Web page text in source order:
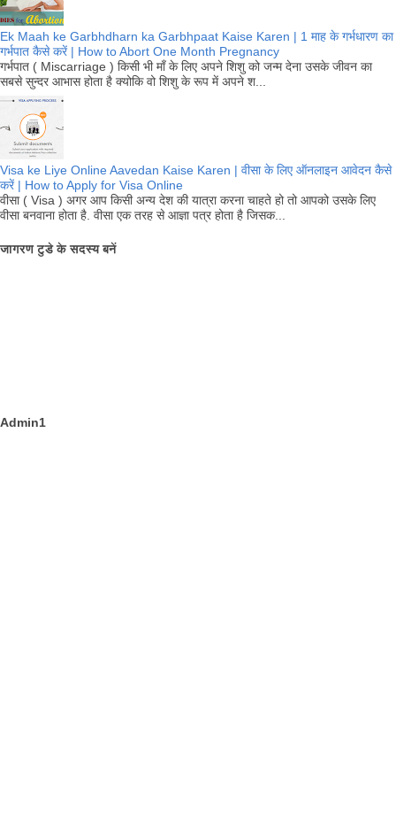
Ek Maah ke Garbhdharn ka Garbhpaat Kaise Karen | 1 माह के गर्भधारण का
गर्भपात कैसे करें | How to Abort One Month Pregnancy
गर्भपात ( Miscarriage ) किसी भी माँ के लिए अपने शिशु को जन्म देना उसके जीवन का
सबसे सुन्दर आभास होता है क्योकि वो शिशु के रूप में अपने श...
Visa ke Liye Online Aavedan Kaise Karen | वीसा के लिए ऑनलाइन आवेदन कैसे
करें | How to Apply for Visa Online
वीसा ( Visa ) अगर आप किसी अन्य देश की यात्रा करना चाहते हो तो आपको उसके लिए
वीसा बनवाना होता है. वीसा एक तरह से आज्ञा पत्र होता है जिसक...
जागरण टुडे के सदस्य बनें
Admin1